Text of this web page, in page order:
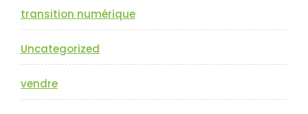
transition numérique
Uncategorized
vendre